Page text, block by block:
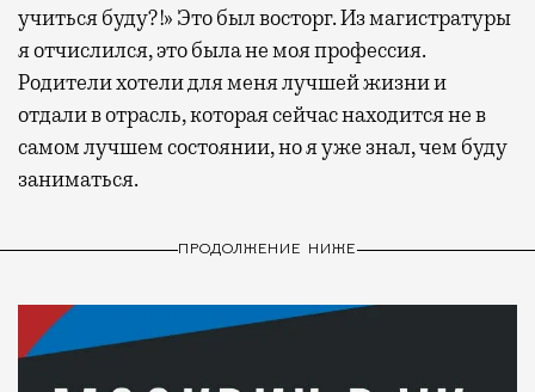
учиться буду?!» Это был восторг. Из магистратуры
я отчислился, это была не моя профессия.
Родители хотели для меня лучшей жизни и
отдали в отрасль, которая сейчас находится не в
самом лучшем состоянии, но я уже знал, чем буду
заниматься.
ПРОДОЛЖЕНИЕ НИЖЕ